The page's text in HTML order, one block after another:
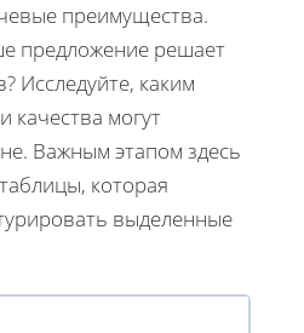
преимущества.
предложение решает
Исследуйте, каким
качества могут
Важным этапом здесь
которая
выделенные